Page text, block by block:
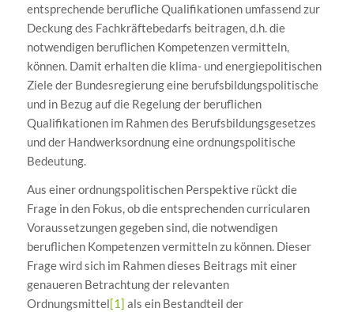
entsprechende berufliche Qualifikationen umfassend zur
Deckung des Fachkräftebedarfs beitragen, d.h. die
notwendigen beruflichen Kompetenzen vermitteln,
können. Damit erhalten die klima- und energiepolitischen
Ziele der Bundesregierung eine berufsbildungspolitische
und in Bezug auf die Regelung der beruflichen
Qualifikationen im Rahmen des Berufsbildungsgesetzes
und der Handwerksordnung eine ordnungspolitische
Bedeutung.
Aus einer ordnungspolitischen Perspektive rückt die
Frage in den Fokus, ob die entsprechenden curricularen
Voraussetzungen gegeben sind, die notwendigen
beruflichen Kompetenzen vermitteln zu können. Dieser
Frage wird sich im Rahmen dieses Beitrags mit einer
genaueren Betrachtung der relevanten
Ordnungsmittel[1] als ein Bestandteil der